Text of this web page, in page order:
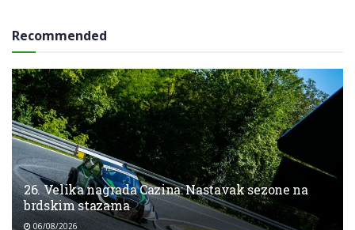
Recommended
26. Velika nagrada Cazina: Nastavak sezone na
brdskim stazama
06/08/2026